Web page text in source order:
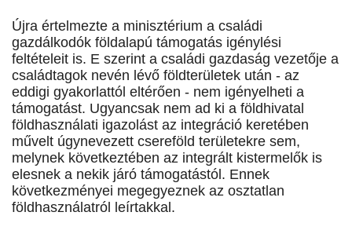
Újra értelmezte a minisztérium a családi
gazdálkodók földalapú támogatás igénylési
feltételeit is. E szerint a családi gazdaság vezetője a
családtagok nevén lévő földterületek után - az
eddigi gyakorlattól eltérően - nem igényelheti a
támogatást. Ugyancsak nem ad ki a földhivatal
földhasználati igazolást az integráció keretében
művelt úgynevezett csereföld területekre sem,
melynek következtében az integrált kistermelők is
elesnek a nekik járó támogatástól. Ennek
következményei megegyeznek az osztatlan
földhasználatról leírtakkal.